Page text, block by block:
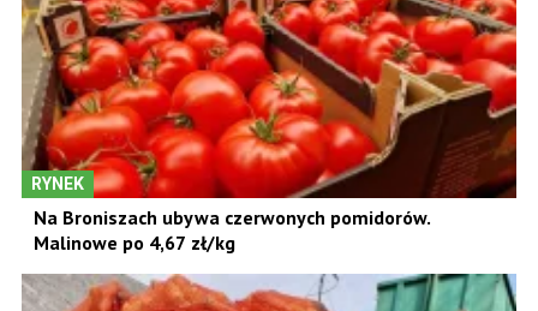
RYNEK
Na Broniszach ubywa czerwonych pomidorów.
Malinowe po 4,67 zł/kg